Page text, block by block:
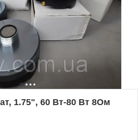
1.75", 60 Вт-80 Вт 8Ом